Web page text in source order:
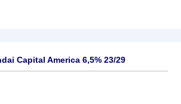
Capital America 6,5% 23/29